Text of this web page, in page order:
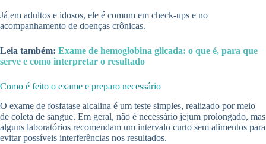
Já em adultos e idosos, ele é comum em check-ups e no
acompanhamento de doenças crônicas.
Leia também: Exame de hemoglobina glicada: o que é, para que
serve e como interpretar o resultado
Como é feito o exame e preparo necessário
O exame de fosfatase alcalina é um teste simples, realizado por meio
de coleta de sangue. Em geral, não é necessário jejum prolongado, mas
alguns laboratórios recomendam um intervalo curto sem alimentos para
evitar possíveis interferências nos resultados.